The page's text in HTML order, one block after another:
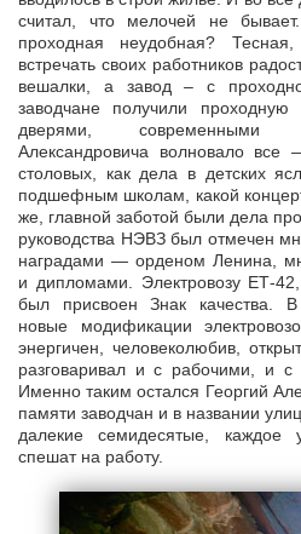
считал, что мелочей не
проходная неудобная?
встречать своих работников
вешалки, а завод – с
заводчане получили
дверями, современными
Александровича волновало
столовых, как дела в детских
подшефным школам, какой
же, главной заботой были дела
руководства НЭВЗ был отмечен
наградами — орденом Ленина,
и дипломами. Электровозу ЕТ-
был присвоен Знак качества. В
новые модификации
энергичен, человеколюбив,
разговаривал и с рабочими, и с
Именно таким остался Георгий
памяти заводчан и в названии
далекие семидесятые, каждое
спешат на работу.